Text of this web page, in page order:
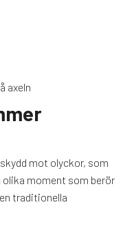
mot olyckor, som
moment som berör
traditionella